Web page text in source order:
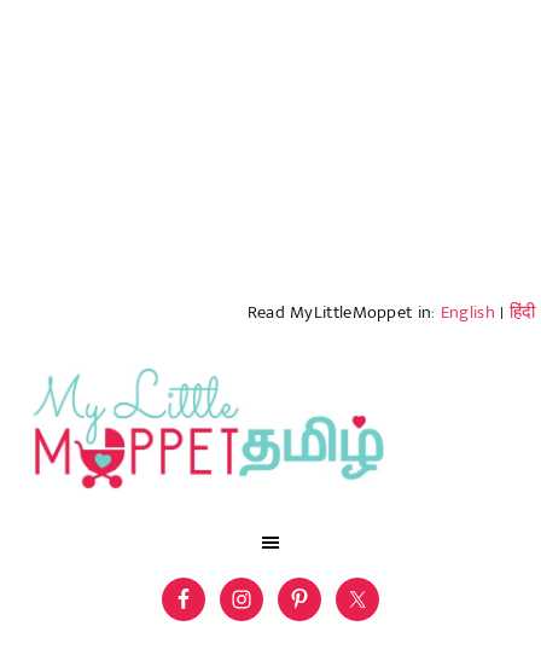
Read MyLittleMoppet in: English |हिंदी